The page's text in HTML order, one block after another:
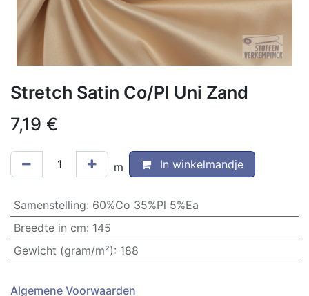
Stretch Satin Co/Pl Uni Zand
7,19 €
m In winkelmandje
Samenstelling: 60%Co 35%Pl 5%Ea
Breedte in cm: 145
Gewicht (gram/m²): 188
Algemene Voorwaarden